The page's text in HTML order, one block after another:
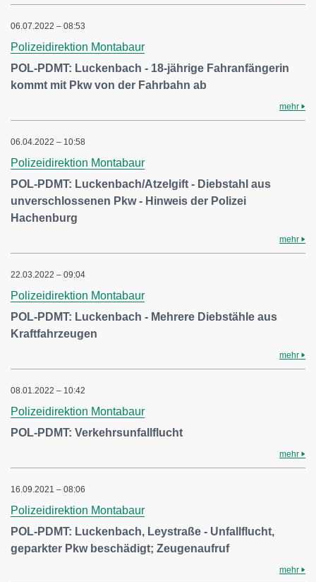
06.07.2022 – 08:53
Polizeidirektion Montabaur
POL-PDMT: Luckenbach - 18-jährige Fahranfängerin
kommt mit Pkw von der Fahrbahn ab
mehr
06.04.2022 – 10:58
Polizeidirektion Montabaur
POL-PDMT: Luckenbach/Atzelgift - Diebstahl aus
unverschlossenen Pkw - Hinweis der Polizei
Hachenburg
mehr
22.03.2022 – 09:04
Polizeidirektion Montabaur
POL-PDMT: Luckenbach - Mehrere Diebstähle aus
Kraftfahrzeugen
mehr
08.01.2022 – 10:42
Polizeidirektion Montabaur
POL-PDMT: Verkehrsunfallflucht
mehr
16.09.2021 – 08:06
Polizeidirektion Montabaur
POL-PDMT: Luckenbach, Leystraße - Unfallflucht,
geparkter Pkw beschädigt; Zeugenaufruf
mehr